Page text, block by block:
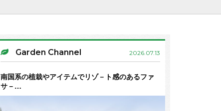
Garden Channel 2026.07.13
南国系の植栽やアイテムでリゾ－ト感のあるファ
サ－…